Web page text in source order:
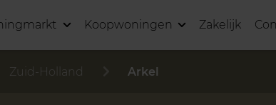
Koopwoningen Zakelijk
Zuid-Holland Arkel